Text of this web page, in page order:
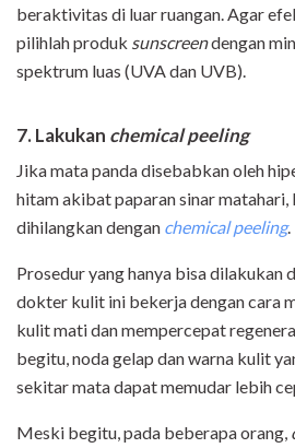
beraktivitas di luar ruangan. Agar
pilihlah produk sunscreendengan
spektrum luas (UVA dan UVB).
7. Lakukan chemical peeling
Jika mata panda disebabkan oleh
hitam akibat paparan sinar matahari,
dihilangkan dengan chemical peeling.
Prosedur yang hanya bisa dilakukan
dokter kulit ini bekerja dengan cara
kulit mati dan mempercepat
begitu, noda gelap dan warna kulit
sekitar mata dapat memudar lebih
Meski begitu, pada beberapa orang,